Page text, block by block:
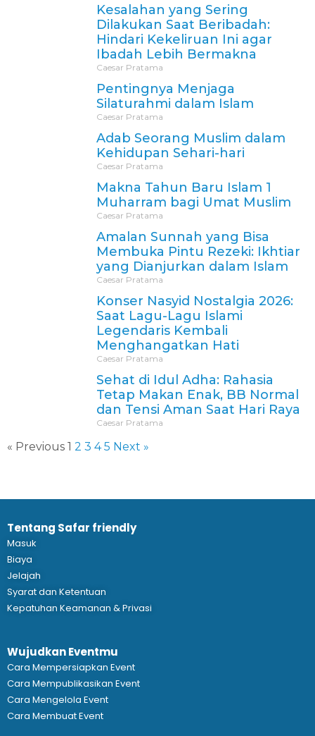
Kesalahan yang Sering
Dilakukan Saat Beribadah:
Hindari Kekeliruan Ini agar
Ibadah Lebih Bermakna
Caesar Pratama
Pentingnya Menjaga
Silaturahmi dalam Islam
Caesar Pratama
Adab Seorang Muslim dalam
Kehidupan Sehari-hari
Caesar Pratama
Makna Tahun Baru Islam 1
Muharram bagi Umat Muslim
Caesar Pratama
Amalan Sunnah yang Bisa
Membuka Pintu Rezeki: Ikhtiar
yang Dianjurkan dalam Islam
Caesar Pratama
Konser Nasyid Nostalgia 2026:
Saat Lagu-Lagu Islami
Legendaris Kembali
Menghangatkan Hati
Caesar Pratama
Sehat di Idul Adha: Rahasia
Tetap Makan Enak, BB Normal
dan Tensi Aman Saat Hari Raya
Caesar Pratama
« Previous 1 2 3 4 5 Next »
Tentang Safar friendly
Masuk
Biaya
Jelajah
Syarat dan Ketentuan
Kepatuhan Keamanan & Privasi
Wujudkan Eventmu
Cara Mempersiapkan Event
Cara Mempublikasikan Event
Cara Mengelola Event
Cara Membuat Event